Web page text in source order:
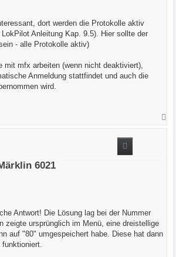
dort werden die Protokolle aktiv
Anleitung Kap. 9.5). Hier sollte der
- alle Protokolle aktiv)
mit mfx arbeiten (wenn nicht deaktiviert),
Anmeldung stattfindet und auch die
wird.
6021
Antwort! Die Lösung lag bei der Nummer
zeigte ursprünglich im Menü, eine dreistellige
auf "80" umgespeichert habe. Diese hat dann